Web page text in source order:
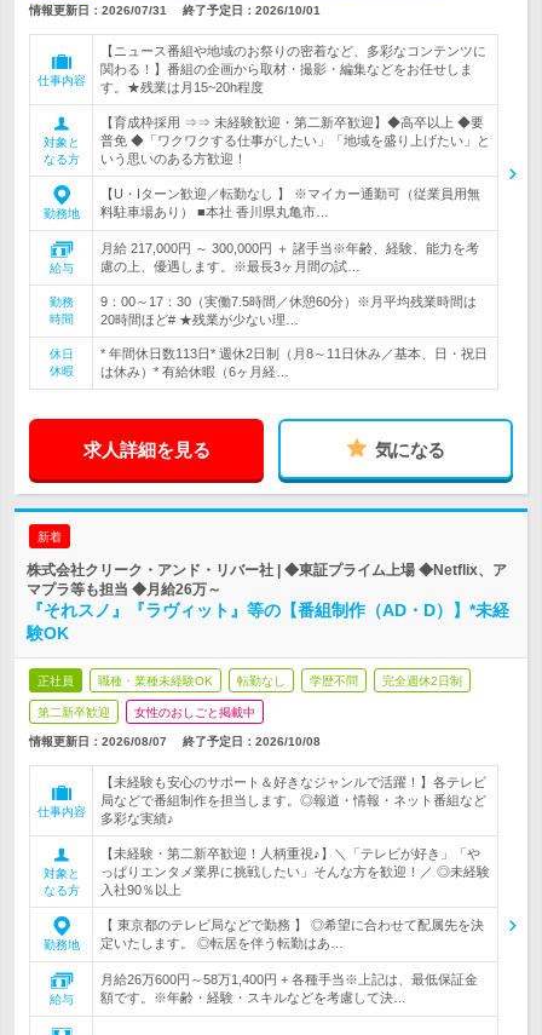
情報更新日：2026/07/31 終了予定日： 2026/10/01
仕事内容
【ニュース番組や地域のお祭りの密着など、多彩なコンテンツに
関わる！】番組の企画から取材・撮影・編集などをお任せしま
す。★残業は月15~20h程度
対象と
なる方
【育成枠採用 ⇒⇒ 未経験歓迎・第二新卒歓迎】◆高卒以上 ◆要
普免 ◆「ワクワクする仕事がしたい」「地域を盛り上げたい」と
いう思いのある方歓迎！
勤務地
【U・Iターン歓迎／転勤なし 】 ※マイカー通勤可（従業員用無
料駐車場あり） ■本社 香川県丸亀市…
給与
月給 217,000円 ～ 300,000円 ＋ 諸手当※年齢、経験、能力を考
慮の上、優遇します。※最長3ヶ月間の試…
勤務
時間
9：00～17：30（実働7.5時間／休憩60分）※月平均残業時間は
20時間ほど# ★残業が少ない理…
休日
休暇
* 年間休日数113日* 週休2日制（月8～11日休み／基本、日・祝日
は休み）* 有給休暇（6ヶ月経…
求人詳細を見る 気になる
新着
株式会社クリーク・アンド・リバー社 | ◆東証プライム上場 ◆Netflix、ア
マプラ等も担当 ◆月給26万～
『それスノ』『ラヴィット』等の【番組制作（AD・D）】*未経
験OK
正社員 職種・業種未経験OK 転勤なし 学歴不問 完全週休2日制
第二新卒歓迎 女性のおしごと掲載中
情報更新日：2026/08/07 終了予定日： 2026/10/08
仕事内容
【未経験も安心のサポート＆好きなジャンルで活躍！】各テレビ
局などで番組制作を担当します。◎報道・情報・ネット番組など
多彩な実績♪
対象と
なる方
【未経験・第二新卒歓迎！人柄重視♪】＼「テレビが好き」「や
っぱりエンタメ業界に挑戦したい」そんな方を歓迎！／ ◎未経験
入社90％以上
勤務地
【 東京都のテレビ局などで勤務 】 ◎希望に合わせて配属先を決
定いたします。 ◎転居を伴う転勤はあ…
給与
月給26万600円～58万1,400円 + 各種手当※上記は、最低保証金
額です。※年齢・経験・スキルなどを考慮して決…